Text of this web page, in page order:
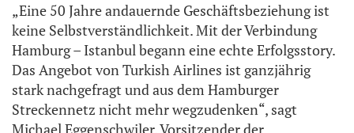
„Eine 50 Jahre andauernde Geschäftsbeziehung ist
keine Selbstverständlichkeit. Mit der Verbindung
Hamburg – Istanbul begann eine echte Erfolgsstory.
Das Angebot von Turkish Airlines ist ganzjährig
stark nachgefragt und aus dem Hamburger
Streckennetz nicht mehr wegzudenken“, sagt